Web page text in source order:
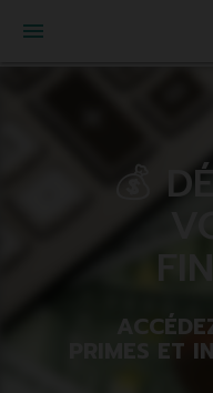
menu
💰
PRIMES